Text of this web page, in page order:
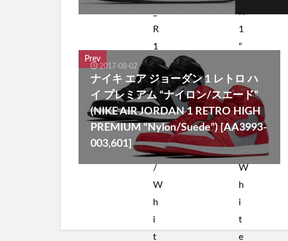
Prev
2017-08-02
ナイキ エア ジョーダン 1 レトロ ハ
イ プレミアム “ナイロン/スエード”
(NIKE AIR JORDAN 1 RETRO HIGH
PREMIUM “Nylon/Suede”) [AA3993-
003,601]